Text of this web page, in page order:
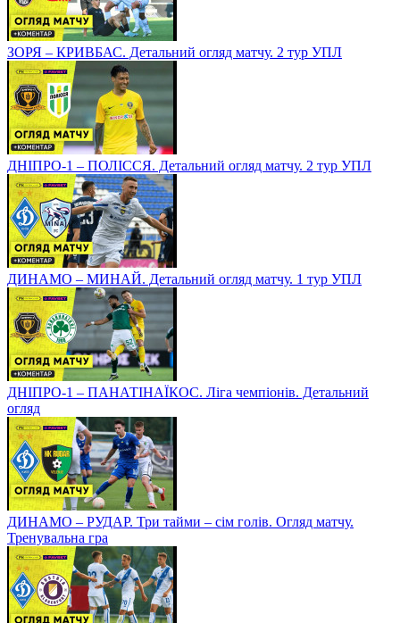
ЗОРЯ – КРИВБАС. Детальний огляд матчу. 2 тур УПЛ
ДНІПРО-1 – ПОЛІССЯ. Детальний огляд матчу. 2 тур УПЛ
ДИНАМО – МИНАЙ. Детальний огляд матчу. 1 тур УПЛ
ДНІПРО-1 – ПАНАТІНАЇКОС. Ліга чемпіонів. Детальний
огляд
ДИНАМО – РУДАР. Три тайми – сім голів. Огляд матчу.
Тренувальна гра